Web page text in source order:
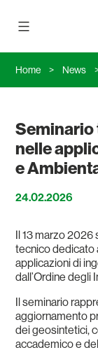
contenuto
Home > News
Seminario
nelle
e
24.02.2026
Il 13 marzo 2026
tecnico dedicato
applicazioni di
dall’Ordine degli
Il seminario
aggiornamento
dei geosintetici,
accademico e